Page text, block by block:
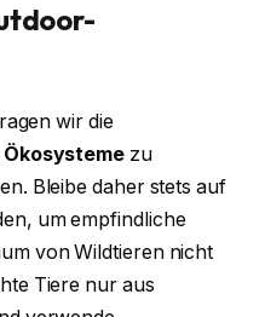
wir die
Ökosysteme zu
Bleibe daher stets auf
um empfindliche
von Wildtieren nicht
Tiere nur aus